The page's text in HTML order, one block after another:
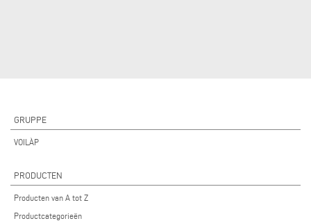
GRUPPE
VOILÀP
PRODUCTEN
Producten van A tot Z
Productcategorieën